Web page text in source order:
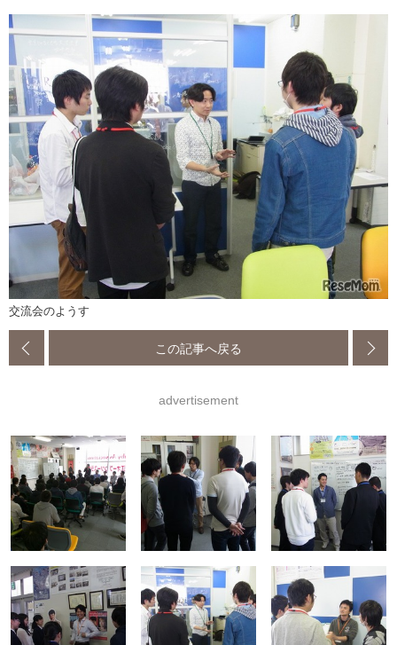
交流会のようす
この記事へ戻る
advertisement